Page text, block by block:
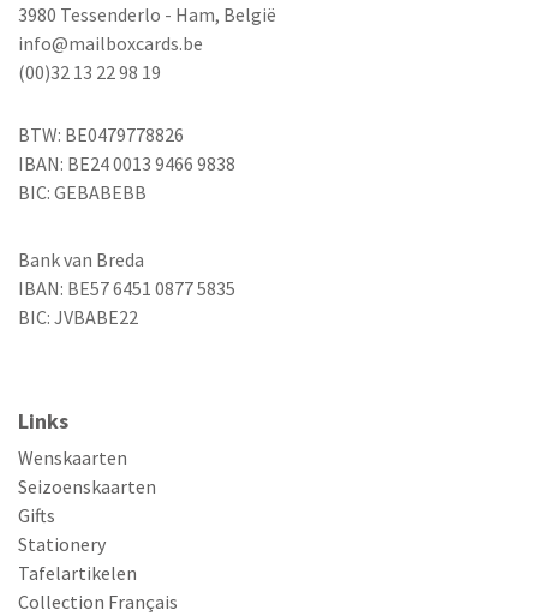
3980 Tessenderlo - Ham, België
info@mailboxcards.be
(00)32 13 22 98 19
BTW: BE0479778826
IBAN: BE24 0013 9466 9838
BIC: GEBABEBB
Bank van Breda
IBAN: BE57 6451 0877 5835
BIC: JVBABE22
Links
Wenskaarten
Seizoenskaarten
Gifts
Stationery
Tafelartikelen
Collection Français